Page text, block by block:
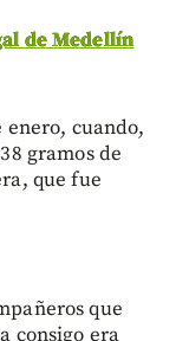
de Medellín
enero, cuando,
gramos de
que fue
que
consigo era